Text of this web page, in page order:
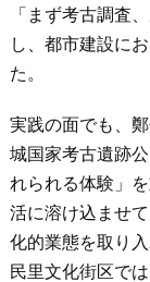
「まず考古調査
し、都市建設に
た。
実践の面でも、
城国家考古遺跡
れられる体験」
活に溶け込ませ
化的業態を取り
民里文化街区で